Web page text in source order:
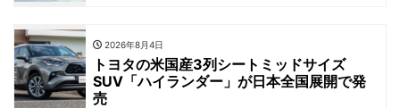
2026年8月4日
トヨタの米国産3列シートミッドサイズ
SUV「ハイランダー」が日本全国展開で発
売